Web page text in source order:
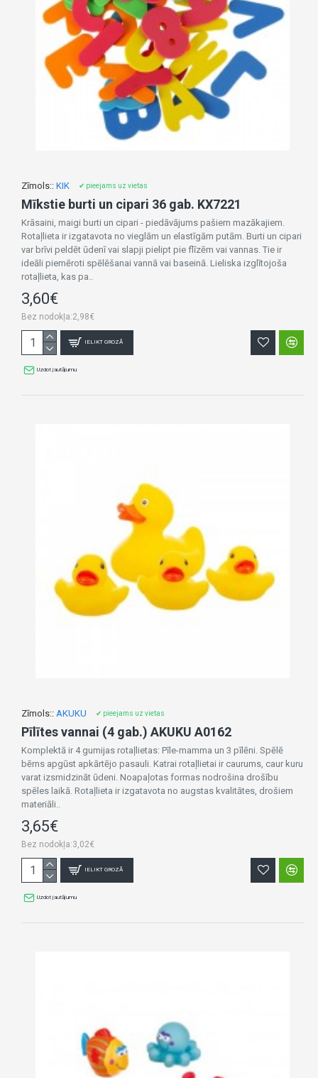
Zīmols:: KIK ✔ pieejams uz vietas
Mīkstie burti un cipari 36 gab. KX7221
Krāsaini, maigi burti un cipari - piedāvājums pašiem mazākajiem.
Rotaļlieta ir izgatavota no vieglām un elastīgām putām. Burti un cipari
var brīvi peldēt ūdenī vai slapji pielipt pie flīzēm vai vannas. Tie ir
ideāli piemēroti spēlēšanai vannā vai baseinā. Lieliska izglītojoša
rotaļlieta, kas pa..
3,60€
Bez nodokļa:2,98€
IELIKT GROZĀ
Uzdot jautājumu
Zīmols:: AKUKU ✔ pieejams uz vietas
Pīlītes vannai (4 gab.) AKUKU A0162
Komplektā ir 4 gumijas rotaļlietas: Pīle-mamma un 3 pīlēni. Spēlē
bērns apgūst apkārtējo pasauli. Katrai rotaļlietai ir caurums, caur kuru
varat izsmidzināt ūdeni. Noapaļotas formas nodrošina drošību
spēles laikā. Rotaļlieta ir izgatavota no augstas kvalitātes, drošiem
materiāli..
3,65€
Bez nodokļa:3,02€
IELIKT GROZĀ
Uzdot jautājumu